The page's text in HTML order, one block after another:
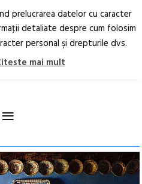
RO EN
≡
prelucrarea datelor cu caracter
detaliate despre cum folosim
personal şi drepturile dvs.
mai mult